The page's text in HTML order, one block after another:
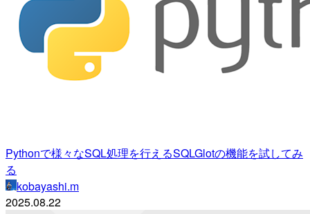
Pythonで様々なSQL処理を行えるSQLGlotの機能を試してみ
る
kobayashi.m
2025.08.22